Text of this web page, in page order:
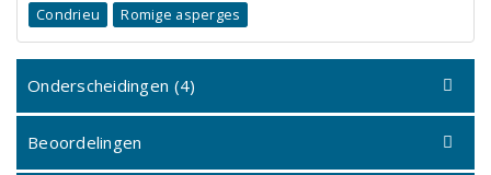
Condrieu
Romige asperges
Onderscheidingen (4)
Beoordelingen